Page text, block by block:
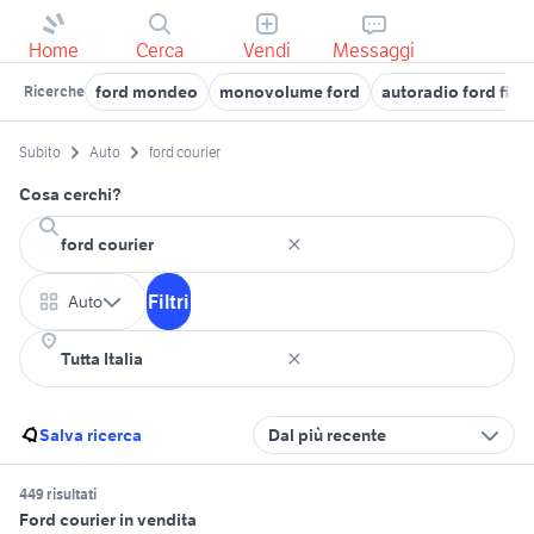
Home Cerca Vendi Messaggi
Ricerche ford mondeo monovolume ford autoradio ford
Subito Auto ford courier
Cosa cerchi?
Auto Filtri
Salva ricerca Dal più recente
449 risultati
Ford courier in vendita